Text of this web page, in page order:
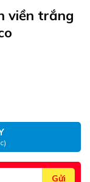
viền trắng